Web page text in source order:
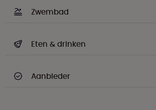
Zwembad
Eten & drinken
Aanbieder